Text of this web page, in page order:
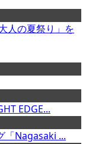
人の夏祭り」を
EDGE...
「Nagasaki ...